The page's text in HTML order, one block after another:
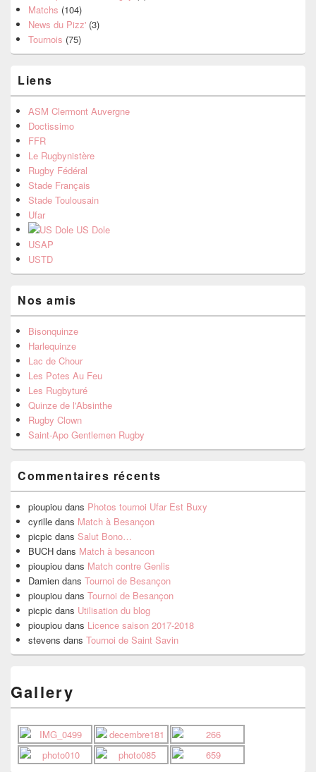
Matchs (104)
News du Pizz' (3)
Tournois (75)
Liens
ASM Clermont Auvergne
Doctissimo
FFR
Le Rugbynistère
Rugby Fédéral
Stade Français
Stade Toulousain
Ufar
US Dole
USAP
USTD
Nos amis
Bisonquinze
Harlequinze
Lac de Chour
Les Potes Au Feu
Les Rugbyturé
Quinze de l'Absinthe
Rugby Clown
Saint-Apo Gentlemen Rugby
Commentaires récents
pioupiou dans Photos tournoi Ufar Est Buxy
cyrille dans Match à Besançon
picpic dans Salut Bono…
BUCH dans Match à besancon
pioupiou dans Match contre Genlis
Damien dans Tournoi de Besançon
pioupiou dans Tournoi de Besançon
picpic dans Utilisation du blog
pioupiou dans Licence saison 2017-2018
stevens dans Tournoi de Saint Savin
Gallery